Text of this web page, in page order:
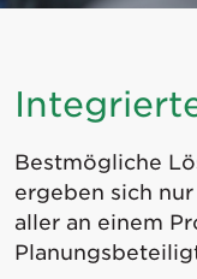
Bestmögliche
ergeben sich
aller an einem